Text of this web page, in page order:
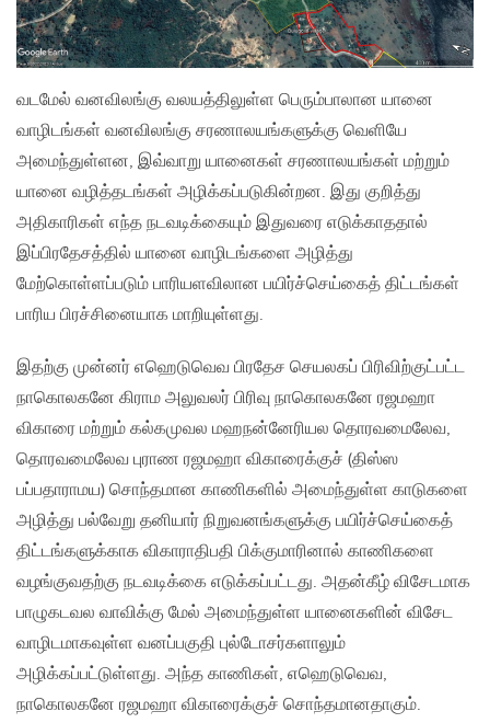
வடமேல் வனவிலங்கு வலயத்திலுள்ள பெரும்பாலான யானை
வாழிடங்கள் வனவிலங்கு சரணாலயங்களுக்கு வெளியே
அமைந்துள்ளன, இவ்வாறு யானைகள் சரணாலயங்கள் மற்றும்
யானை வழித்தடங்கள் அழிக்கப்படுகின்றன. இது குறித்து
அதிகாரிகள் எந்த நடவடிக்கையும் இதுவரை எடுக்காததால்
இப்பிரதேசத்தில் யானை வாழிடங்களை அழித்து
மேற்கொள்ளப்படும் பாரியளவிலான பயிர்ச்செய்கைத் திட்டங்கள்
பாரிய பிரச்சினையாக மாறியுள்ளது.
இதற்கு முன்னர் எஹெடுவெவ பிரதேச செயலகப் பிரிவிற்குட்பட்ட
நாகொலகனே கிராம அலுவலர் பிரிவு நாகொலகனே ரஜமஹா
விகாரை மற்றும் கல்கமுவல மஹநன்னேரியல தொரவமைலேவ,
தொரவமைலேவ புராண ரஜமஹா விகாரைக்குச் (திஸ்ஸ
பப்பதாராமய) சொந்தமான காணிகளில் அமைந்துள்ள காடுகளை
அழித்து பல்வேறு தனியார் நிறுவனங்களுக்கு பயிர்ச்செய்கைத்
திட்டங்களுக்காக விகாராதிபதி பிக்குமாரினால் காணிகளை
வழங்குவதற்கு நடவடிக்கை எடுக்கப்பட்டது. அதன்கீழ் விசேடமாக
பாழுகடவல வாவிக்கு மேல் அமைந்துள்ள யானைகளின் விசேட
வாழிடமாகவுள்ள வனப்பகுதி புல்டோசர்களாலும்
அழிக்கப்பட்டுள்ளது. அந்த காணிகள், எஹெடுவெவ,
நாகொலகனே ரஜமஹா விகாரைக்குச் சொந்தமானதாகும்.